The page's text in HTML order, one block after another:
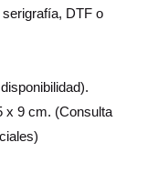
DTF o
x 9 cm. (Consulta